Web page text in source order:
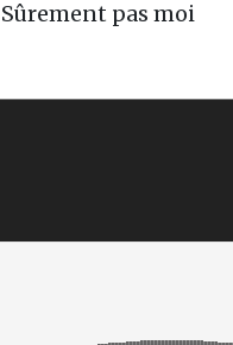
Sûrement pas moi